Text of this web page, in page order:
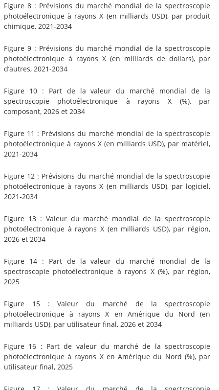
Figure 8 : Prévisions du marché mondial de la spectroscopie
photoélectronique à rayons X (en milliards USD), par produit
chimique, 2021-2034
Figure 9 : Prévisions du marché mondial de la spectroscopie
photoélectronique à rayons X (en milliards de dollars), par
d’autres, 2021-2034
Figure 10 : Part de la valeur du marché mondial de la
spectroscopie photoélectronique à rayons X (%), par
composant, 2026 et 2034
Figure 11 : Prévisions du marché mondial de la spectroscopie
photoélectronique à rayons X (en milliards USD), par matériel,
2021-2034
Figure 12 : Prévisions du marché mondial de la spectroscopie
photoélectronique à rayons X (en milliards USD), par logiciel,
2021-2034
Figure 13 : Valeur du marché mondial de la spectroscopie
photoélectronique à rayons X (en milliards USD), par région,
2026 et 2034
Figure 14 : Part de la valeur du marché mondial de la
spectroscopie photoélectronique à rayons X (%), par région,
2025
Figure 15 : Valeur du marché de la spectroscopie
photoélectronique à rayons X en Amérique du Nord (en
milliards USD), par utilisateur final, 2026 et 2034
Figure 16 : Part de valeur du marché de la spectroscopie
photoélectronique à rayons X en Amérique du Nord (%), par
utilisateur final, 2025